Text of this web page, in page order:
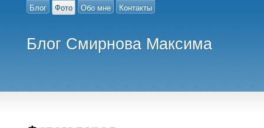
Блог Фото Обо мне Контакты
Блог Смирнова Максима